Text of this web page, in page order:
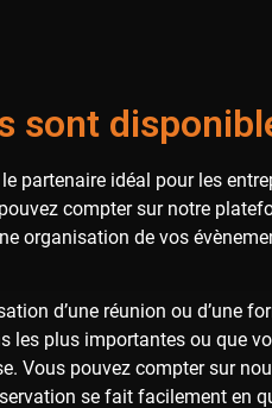
sont
partenaire idéal pour les
compter sur notre
organisation de vos
d’une réunion ou d’une
les plus importantes ou que
Vous pouvez compter sur
se fait facilement en